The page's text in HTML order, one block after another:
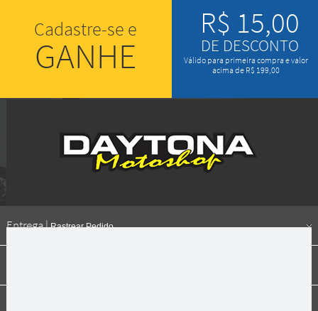
Cadastre-se e
GANHE
R$ 15,00
DE DESCONTO
Válido para primeira compra e valor
acima de R$ 199,00
Entrega |Rastrear Pedido